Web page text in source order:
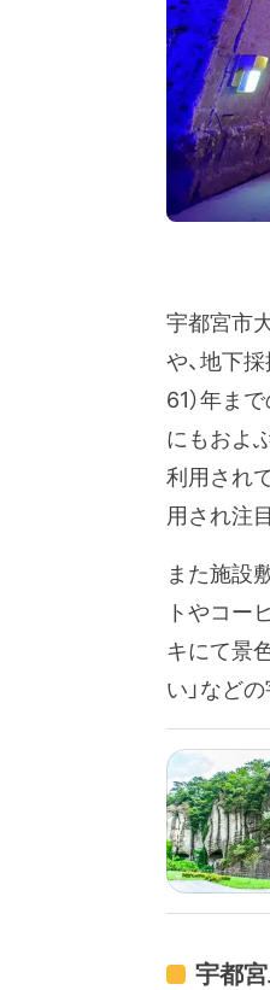
宇都宮市
や、地下
61）年ま
にもおよ
利用され
用され注
また施設
トやコー
キにて景
い」など
宇都